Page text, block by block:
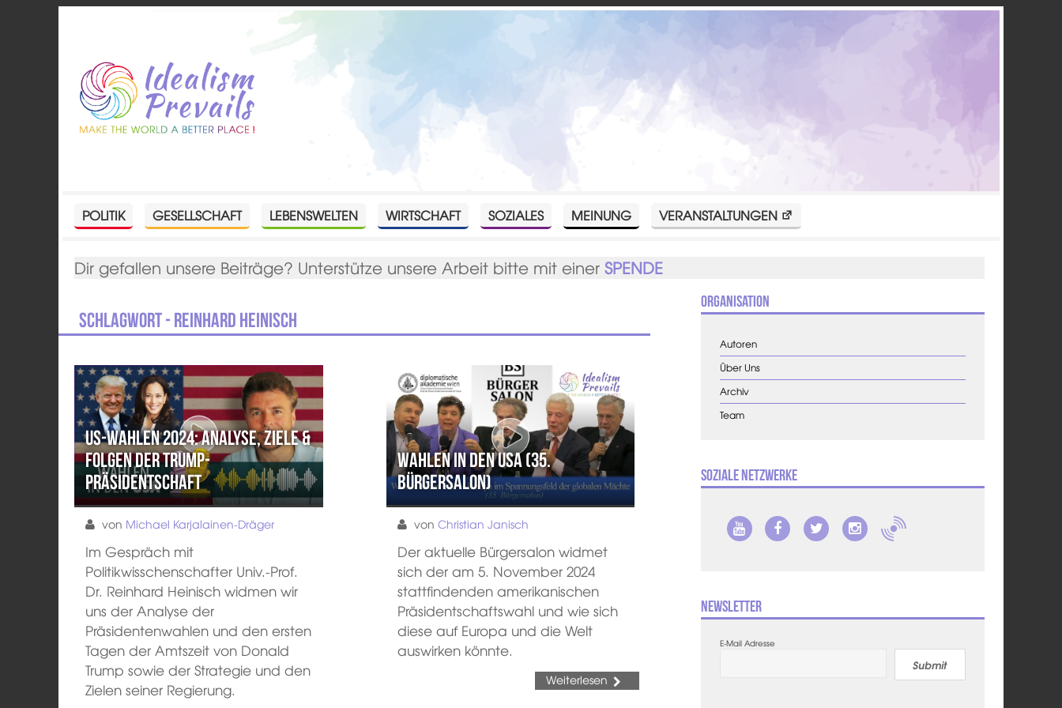
POLITIK GESELLSCHAFT LEBENSWELTEN WIRTSCHAFT SOZIALES MEINUNG VERANSTALTUNGEN
Dir gefallen unsere Beiträge? Unterstütze unsere Arbeit bitte mit einerSPENDE
Schlagwort - Reinhard Heinisch
US-Wahlen 2024: Analyse, Ziele &
Folgen der Trump-
Präsidentschaft
von Michael Karjalainen-Dräger
Im Gespräch mit
Politikwisschenschafter Univ.-Prof.
Dr. Reinhard Heinisch widmen wir
uns der Analyse der
Präsidentenwahlen und den ersten
Tagen der Amtszeit von Donald
Trump sowie der Strategie und den
Zielen seiner Regierung.
Wahlen in den USA (35.
Bürgersalon)
von Christian Janisch
Der aktuelle Bürgersalon widmet
sich der am 5. November 2024
stattfindenden amerikanischen
Präsidentschaftswahl und wie sich
diese auf Europa und die Welt
auswirken könnte.
Weiterlesen
Organisation
Autoren
Über Uns
Archiv
Team
Soziale Netzwerke
Newsletter
E-Mail Adresse
Submit